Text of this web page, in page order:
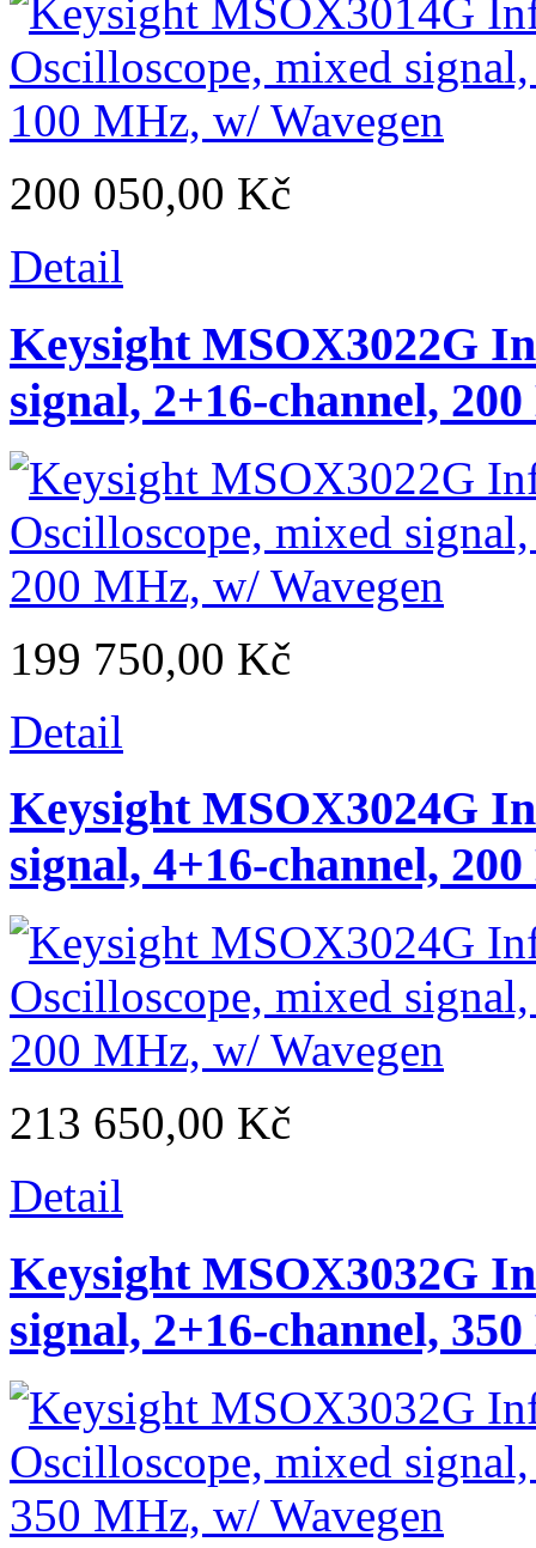
200 050,00 Kč
Detail
Keysight MSOX3022G
signal, 2+16-channel,
199 750,00 Kč
Detail
Keysight MSOX3024G
signal, 4+16-channel,
213 650,00 Kč
Detail
Keysight MSOX3032G
signal, 2+16-channel,